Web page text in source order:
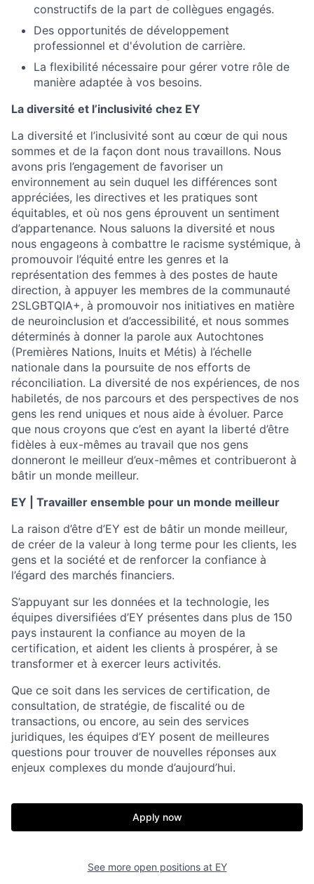
constructifs de la part de collègues engagés.
Des opportunités de développement
professionnel et d'évolution de carrière.
La flexibilité nécessaire pour gérer votre rôle de
manière adaptée à vos besoins.
La diversité et l’inclusivité chez EY
La diversité et l’inclusivité sont au cœur de qui nous
sommes et de la façon dont nous travaillons. Nous
avons pris l’engagement de favoriser un
environnement au sein duquel les différences sont
appréciées, les directives et les pratiques sont
équitables, et où nos gens éprouvent un sentiment
d’appartenance. Nous saluons la diversité et nous
nous engageons à combattre le racisme systémique, à
promouvoir l’équité entre les genres et la
représentation des femmes à des postes de haute
direction, à appuyer les membres de la communauté
2SLGBTQIA+, à promouvoir nos initiatives en matière
de neuroinclusion et d’accessibilité, et nous sommes
déterminés à donner la parole aux Autochtones
(Premières Nations, Inuits et Métis) à l’échelle
nationale dans la poursuite de nos efforts de
réconciliation. La diversité de nos expériences, de nos
habiletés, de nos parcours et des perspectives de nos
gens les rend uniques et nous aide à évoluer. Parce
que nous croyons que c’est en ayant la liberté d’être
fidèles à eux-mêmes au travail que nos gens
donneront le meilleur d’eux-mêmes et contribueront à
bâtir un monde meilleur.
EY | Travailler ensemble pour un monde meilleur
La raison d’être d’EY est de bâtir un monde meilleur,
de créer de la valeur à long terme pour les clients, les
gens et la société et de renforcer la confiance à
l’égard des marchés financiers.
S’appuyant sur les données et la technologie, les
équipes diversifiées d’EY présentes dans plus de 150
pays instaurent la confiance au moyen de la
certification, et aident les clients à prospérer, à se
transformer et à exercer leurs activités.
Que ce soit dans les services de certification, de
consultation, de stratégie, de fiscalité ou de
transactions, ou encore, au sein des services
juridiques, les équipes d’EY posent de meilleures
questions pour trouver de nouvelles réponses aux
enjeux complexes du monde d’aujourd’hui.
Apply now
See more open positions at EY